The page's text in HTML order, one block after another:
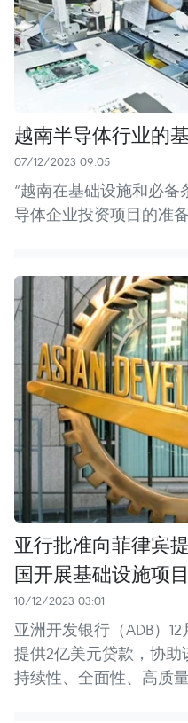
越南半导体行业的
07/12/2023 09:05
“越南在基础设施和必
导体企业投资项目的准备
亚行批准向菲律宾
国开展基础设施项目
10/12/2023 03:01
亚洲开发银行（ADB）
提供2亿美元贷款，协
持续性、全面性、高质